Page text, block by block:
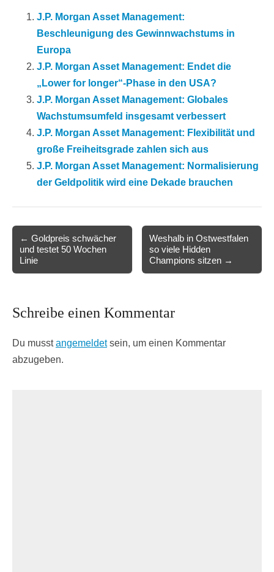
J.P. Morgan Asset Management:
Beschleunigung des Gewinnwachstums in
Europa
J.P. Morgan Asset Management: Endet die
„Lower for longer“-Phase in den USA?
J.P. Morgan Asset Management: Globales
Wachstumsumfeld insgesamt verbessert
J.P. Morgan Asset Management: Flexibilität und
große Freiheitsgrade zahlen sich aus
J.P. Morgan Asset Management: Normalisierung
der Geldpolitik wird eine Dekade brauchen
Post
navigation
← Goldpreis schwächer
und testet 50 Wochen
Linie
Weshalb in Ostwestfalen
so viele Hidden
Champions sitzen →
Schreibe einen Kommentar
Du musstangemeldetsein, um einen Kommentar
abzugeben.